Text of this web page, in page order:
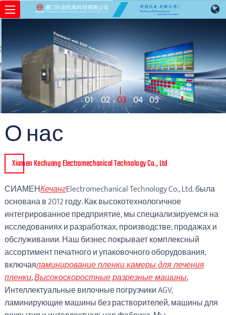
01 02 03 04 05
О нас
Xiamen Kechuang Electromechanical Technology Co., Ltd
СИАМЕНКечангElectromechanical Technology Co., Ltd. была
основана в 2012 году. Как высокотехнологичное
интегрированное предприятие, мы специализируемся на
исследованиях и разработках, производстве, продажах и
обслуживании. Наш бизнес покрывает комплексный
ассортимент печатного и упаковочного оборудования,
включаяламинирование пленки камеры для лечения
пленки,Высокоскоростные разрезные машины,
Интеллектуальные вилочные погрузчики AGV,
ламинирующие машины без растворителей, машины для